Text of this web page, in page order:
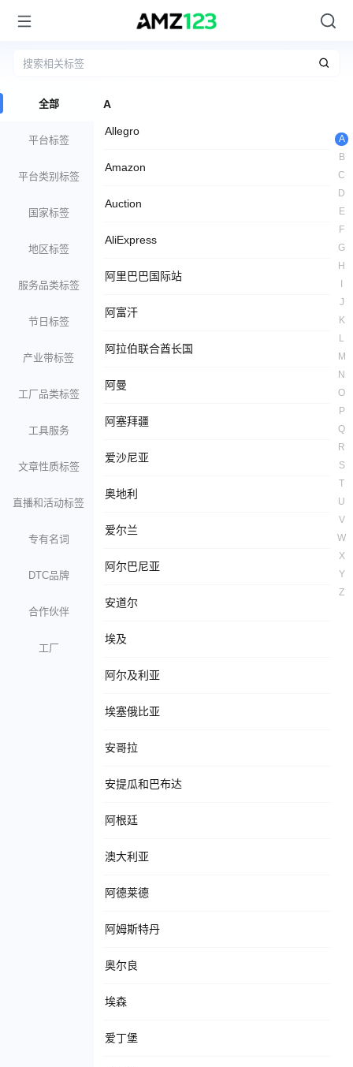
全部
平台标签
平台类别标签
国家标签
地区标签
服务品类标签
节日标签
产业带标签
工厂品类标签
工具服务
文章性质标签
直播和活动标签
专有名词
DTC品牌
合作伙伴
工厂
A
Allegro
Amazon
Auction
AliExpress
阿里巴巴国际站
阿富汗
阿拉伯联合酋长国
阿曼
阿塞拜疆
爱沙尼亚
奥地利
爱尔兰
阿尔巴尼亚
安道尔
埃及
阿尔及利亚
埃塞俄比亚
安哥拉
安提瓜和巴布达
阿根廷
澳大利亚
阿德莱德
阿姆斯特丹
奥尔良
埃森
爱丁堡
A
B
C
D
E
F
G
H
J
K
L
M
N
O
P
Q
R
S
T
U
V
W
X
Y
Z